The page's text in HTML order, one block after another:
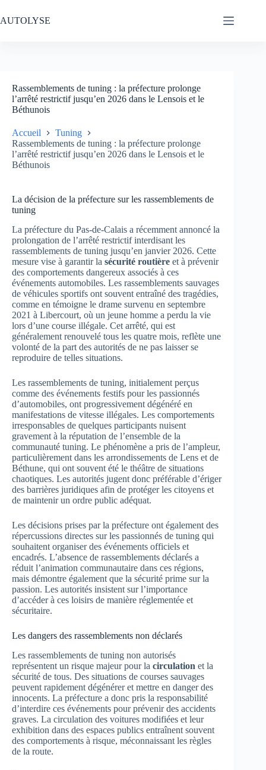
au
contenu
AUTOLYSE
Rassemblements de tuning : la préfecture prolonge
l’arrêté restrictif jusqu’en 2026 dans le Lensois et le
Béthunois
Accueil
Tuning
Rassemblements de tuning : la préfecture prolonge
l’arrêté restrictif jusqu’en 2026 dans le Lensois et le
Béthunois
La décision de la préfecture sur les rassemblements de
tuning
La préfecture du Pas-de-Calais a récemment annoncé la
prolongation de l’arrêté restrictif interdisant les
rassemblements de tuning jusqu’en janvier 2026. Cette
mesure vise à garantir la sécurité routière et à prévenir
des comportements dangereux associés à ces
événements automobiles. Les rassemblements sauvages
de véhicules sportifs ont souvent entraîné des tragédies,
comme en témoigne le drame survenu en septembre
2021 à Libercourt, où un jeune homme a perdu la vie
lors d’une course illégale. Cet arrêté, qui est
généralement renouvelé tous les quatre mois, reflète une
volonté de la part des autorités de ne pas laisser se
reproduire de telles situations.
Les rassemblements de tuning, initialement perçus
comme des événements festifs pour les passionnés
d’automobiles, ont progressivement dégénéré en
manifestations de vitesse illégales. Les comportements
irresponsables de quelques participants nuisent
gravement à la réputation de l’ensemble de la
communauté tuning. Le phénomène a pris de l’ampleur,
particulièrement dans les arrondissements de Lens et de
Béthune, qui ont souvent été le théâtre de situations
chaotiques. Les autorités jugent donc préférable d’ériger
des barrières juridiques afin de protéger les citoyens et
de maintenir un ordre public adéquat.
Les décisions prises par la préfecture ont également des
répercussions directes sur les passionnés de tuning qui
souhaitent organiser des événements officiels et
encadrés. L’absence de rassemblements déclarés a
réduit l’animation communautaire dans ces régions,
mais démontre également que la sécurité prime sur la
passion. Les autorités insistent sur l’importance
d’accéder à ces loisirs de manière réglementée et
sécuritaire.
Les dangers des rassemblements non déclarés
Les rassemblements de tuning non autorisés
représentent un risque majeur pour la circulation et la
sécurité de tous. Des situations de courses sauvages
peuvent rapidement dégénérer et mettre en danger des
innocents. La préfecture a donc pris la responsabilité
d’interdire ces événements pour prévenir des accidents
graves. La circulation des voitures modifiées et leur
exhibition dans des espaces publics entraînent souvent
des comportements à risque, méconnaissant les règles
de la route.